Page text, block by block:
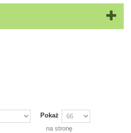
Pokaż
na stronę